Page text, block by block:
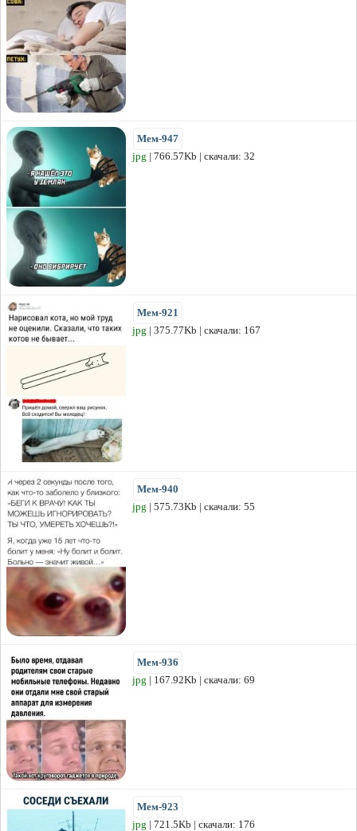
Мем-947
jpg | 766.57Kb | скачали: 32
Мем-921
jpg | 375.77Kb | скачали: 167
Мем-940
jpg | 575.73Kb | скачали: 55
Мем-936
jpg | 167.92Kb | скачали: 69
Мем-923
jpg | 721.5Kb | скачали: 176